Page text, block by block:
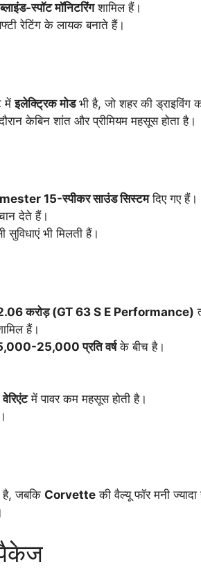
ब्लाइंड-स्पॉट मॉनिटरिंगशामिल हैं।
रेटिंग के लायक बनाते हैं।
मेंइलेक्ट्रिक मोडभी है, जो शहर की ड्राइविंग
केबिन शांत और प्रीमियम महसूस होता है।
15-स्पीकर साउंड सिस्टमदिए गए हैं।
देते हैं।
सुविधाएं भी मिलती हैं।
करोड़ (GT 63 S E Performance)
हैं।
25,000 प्रति वर्षके बीच है।
में पावर कम महसूस होती है।
जबकि Corvette की वैल्यू फॉर मनी ज्यादा
पैकेज